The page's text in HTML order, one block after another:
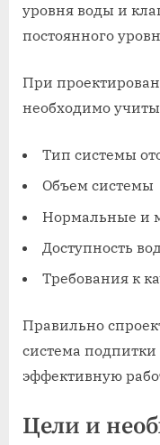
уровня воды и
постоянного
При
необходимо
Тип системы
Объем системы
Нормальные и
Доступность
Требования к
Правильно
система
эффективную
Цели и